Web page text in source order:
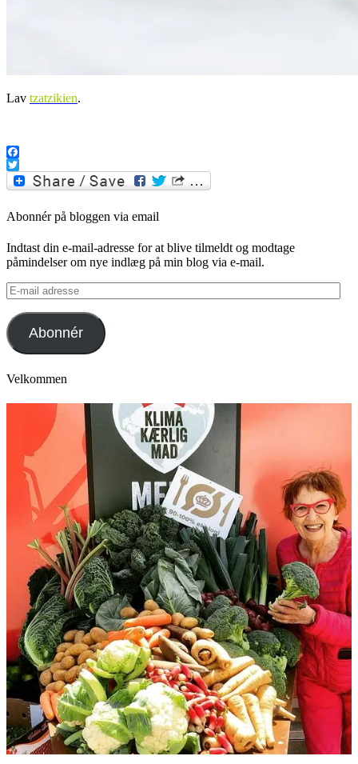
Lav tzatzikien.
Facebook
Twitter
Abonnér på bloggen via email
Indtast din e-mail-adresse for at blive tilmeldt og modtage
påmindelser om nye indlæg på min blog via e-mail.
E-
mail
adresse
Abonnér
Velkommen